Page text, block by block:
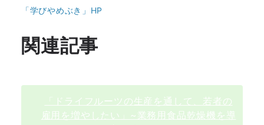
「学びやめぶき」HP
関連記事
「ドライフルーツの生産を通して、若者の
雇用を増やしたい」~業務用食品乾燥機を導